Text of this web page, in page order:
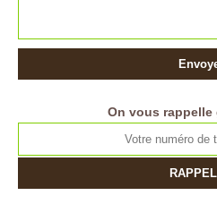
On vous rappelle